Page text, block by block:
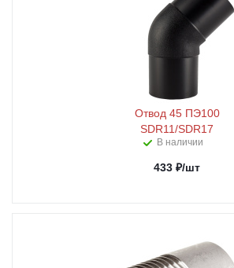
Отвод 45 ПЭ100
SDR11/SDR17
В наличии
433 ₽/шт